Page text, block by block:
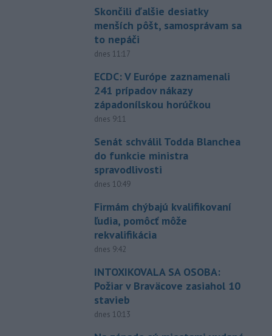
Skončili ďalšie desiatky
menších pôšt, samosprávam sa
to nepáči
dnes 11:17
ECDC: V Európe zaznamenali
241 prípadov nákazy
západonílskou horúčkou
dnes 9:11
Senát schválil Todda Blanchea
do funkcie ministra
spravodlivosti
dnes 10:49
Firmám chýbajú kvalifikovaní
ľudia, pomôcť môže
rekvalifikácia
dnes 9:42
INTOXIKOVALA SA OSOBA:
Požiar v Braväcove zasiahol 10
stavieb
dnes 10:13